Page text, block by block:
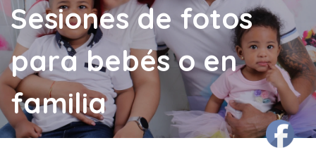
Sesiones de fotos
para bebés o en
familia